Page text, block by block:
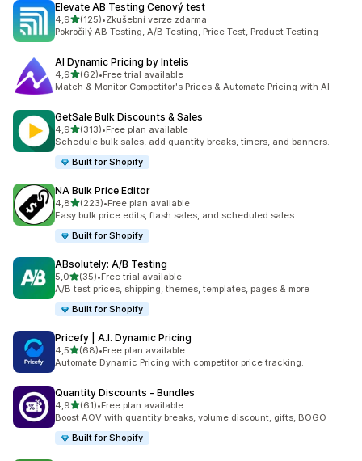
Elevate AB Testing Cenový test
4,9z 5 hvězd
(125)
Celkový počet recenzí: 125
•Zkušební verze zdarma
Pokročilý AB Testing, A/B Testing, Price Test, Product Testing
AI Dynamic Pricing by Intelis
4,9z 5 hvězd
(62)
Celkový počet recenzí: 62
•Free trial available
Match & Monitor Competitor's Prices & Automate Pricing with AI
GetSale Bulk Discounts & Sales
4,9z 5 hvězd
(313)
Celkový počet recenzí: 313
•Free plan available
Schedule bulk sales, add quantity breaks, timers, and banners.
Built for Shopify
NA Bulk Price Editor
4,8z 5 hvězd
(223)
Celkový počet recenzí: 223
•Free plan available
Easy bulk price edits, flash sales, and scheduled sales
Built for Shopify
ABsolutely: A/B Testing
5,0z 5 hvězd
(35)
Celkový počet recenzí: 35
•Free trial available
A/B test prices, shipping, themes, templates, pages & more
Built for Shopify
Pricefy | A.I. Dynamic Pricing
4,5z 5 hvězd
(68)
Celkový počet recenzí: 68
•Free plan available
Automate Dynamic Pricing with competitor price tracking.
Quantity Discounts ‑ Bundles
4,9z 5 hvězd
(61)
Celkový počet recenzí: 61
•Free plan available
Boost AOV with quantity breaks, volume discount, gifts, BOGO
Built for Shopify